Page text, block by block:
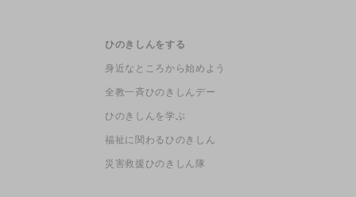
ひのきしんをする
身近なところから始めよう
全教一斉ひのきしんデー
ひのきしんを学ぶ
福祉に関わるひのきしん
災害救援ひのきしん隊